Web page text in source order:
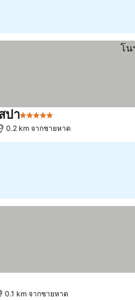
ปา5 ดาว
0.2 km จากชายหาด
0.1 km จากชายหาด